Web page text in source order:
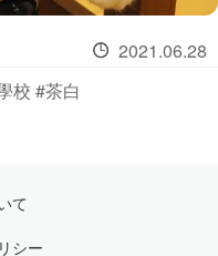
2021.06.28
校 #茶白
て
シー